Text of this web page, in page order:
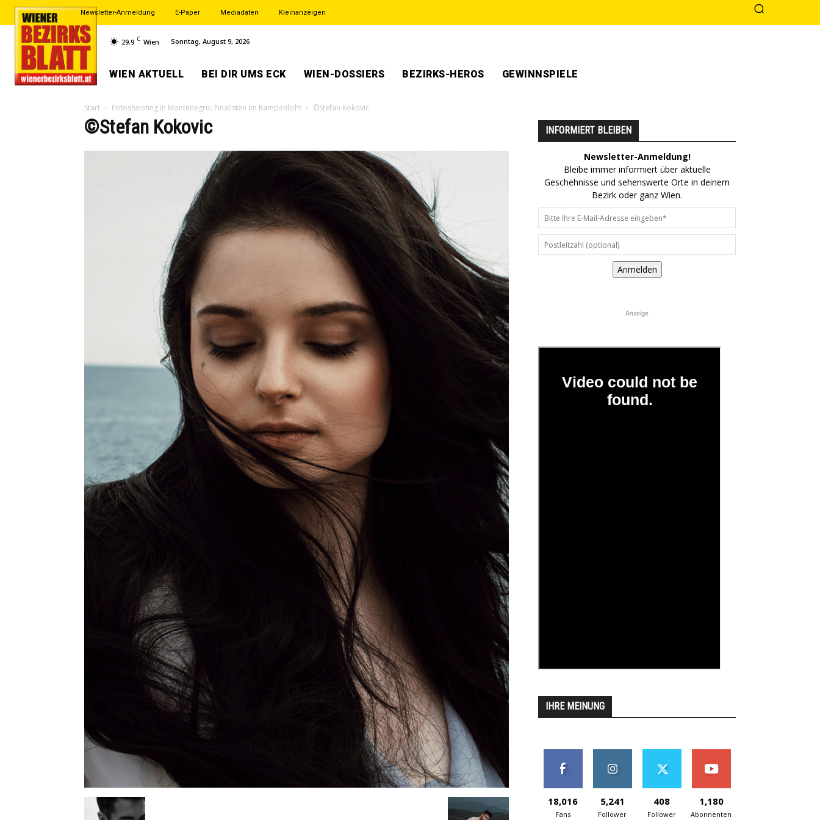
Newsletter-Anmeldung E-Paper Mediadaten Kleinanzeigen
29.9 C Wien Sonntag, August 9, 2026
WIEN AKTUELL BEI DIR UMS ECK WIEN-DOSSIERS BEZIRKS-HEROS GEWINNSPIELE
Start Fotoshooting in Montenegro: Finalisten im Rampenlicht ©Stefan Kokovic
©Stefan Kokovic INFORMIERT BLEIBEN
Newsletter-Anmeldung!
Bleibe immer informiert über aktuelle
Geschehnisse und sehenswerte Orte in deinem
Bezirk oder ganz Wien.
Anmelden
Anzeige
IHRE MEINUNG
18,016
Fans
5,241
Follower
408
Follower
1,180
Abonnenten